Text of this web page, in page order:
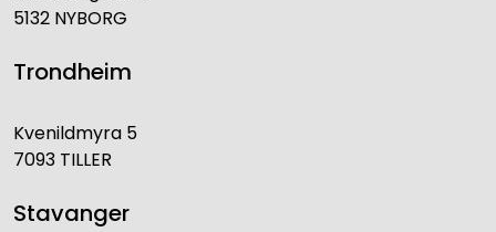
5132 NYBORG
Trondheim
Kvenildmyra 5
7093 TILLER
Stavanger